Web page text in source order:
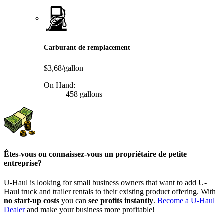
Carburant de remplacement
$3,68/gallon
On Hand:
458 gallons
Êtes-vous ou connaissez-vous un propriétaire de petite
entreprise?
U-Haul is looking for small business owners that want to add U-
Haul truck and trailer rentals to their existing product offering. With
no start-up costs you can see profits instantly. Become a U-Haul
Dealerand make your business more profitable!